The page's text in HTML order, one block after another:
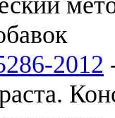
2012